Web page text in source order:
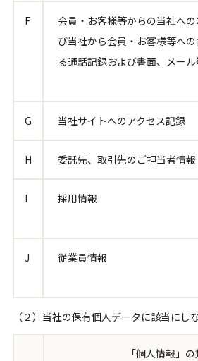
F
会員・お客様等からの当社へ
び当社から会員・お客様等へ
る通話記録および書面、メー
G 当社サイトへのアクセス記録
H 委託先、取引先のご担当者情報
I 採用情報
J 従業員情報
（２）当社の保有個人データに該当にし
「個人情報」